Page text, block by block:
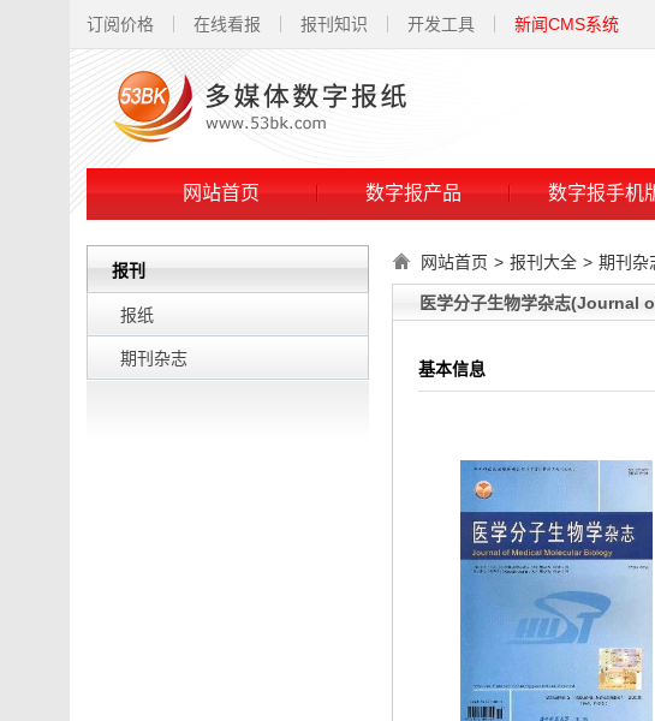
订阅价格 在线看报 报刊知识 开发工具 新闻CMS系统
网站首页 数字报产品 数字报手机
报刊
报纸
期刊杂志
网站首页 > 报刊大全 > 期刊杂
医学分子生物学杂志
基本信息